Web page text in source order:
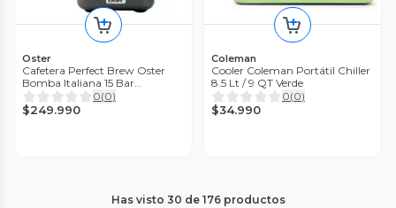
Oster
Cafetera Perfect Brew Oster
Bomba Italiana 15 Bar
Bvstem7201
0(0)
$249.990
Coleman
Cooler Coleman Portátil Chiller
8.5 Lt / 9 QT Verde
0(0)
$34.990
Has visto 30 de 176 productos